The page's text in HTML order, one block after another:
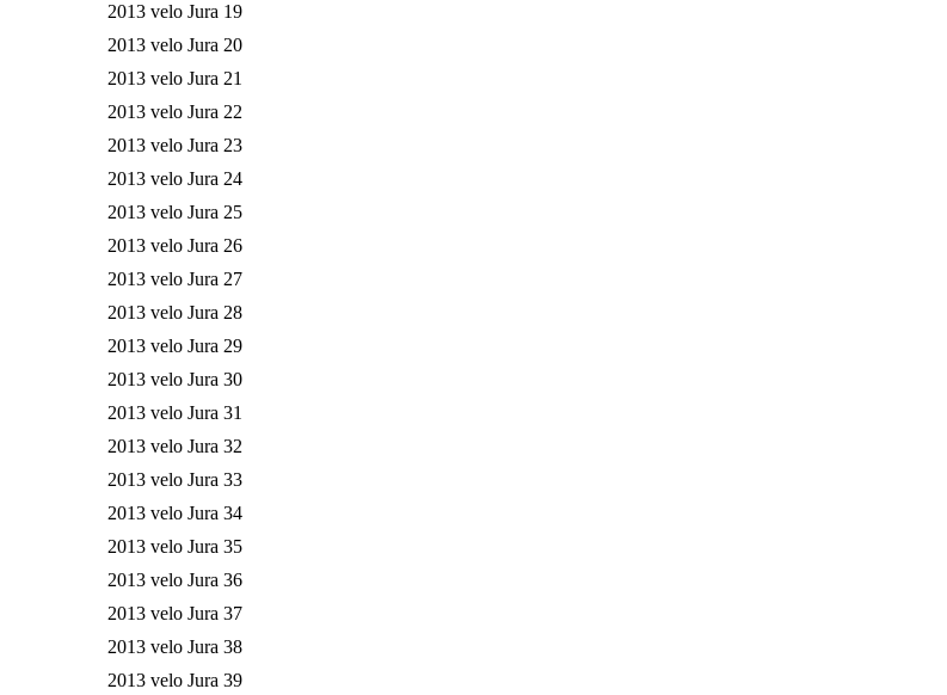
2013 velo Jura 19
2013 velo Jura 20
2013 velo Jura 21
2013 velo Jura 22
2013 velo Jura 23
2013 velo Jura 24
2013 velo Jura 25
2013 velo Jura 26
2013 velo Jura 27
2013 velo Jura 28
2013 velo Jura 29
2013 velo Jura 30
2013 velo Jura 31
2013 velo Jura 32
2013 velo Jura 33
2013 velo Jura 34
2013 velo Jura 35
2013 velo Jura 36
2013 velo Jura 37
2013 velo Jura 38
2013 velo Jura 39